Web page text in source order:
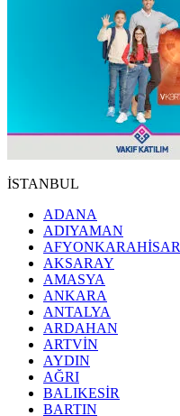
İSTANBUL
ADANA
ADIYAMAN
AFYONKARAHİSAR
AKSARAY
AMASYA
ANKARA
ANTALYA
ARDAHAN
ARTVİN
AYDIN
AĞRI
BALIKESİR
BARTIN